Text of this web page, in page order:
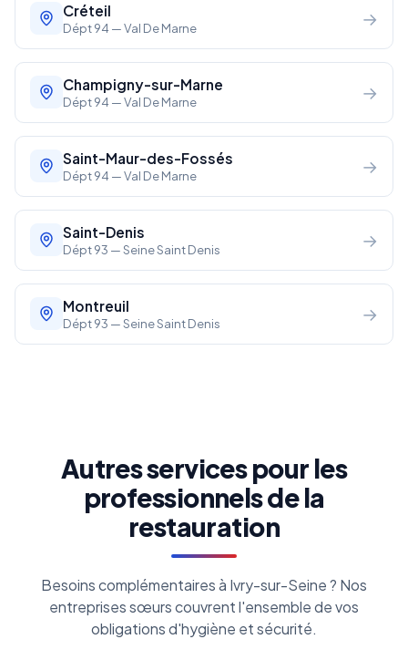
Créteil
Dépt 94 — Val De Marne →
Champigny-sur-Marne
Dépt 94 — Val De Marne →
Saint-Maur-des-Fossés
Dépt 94 — Val De Marne →
Saint-Denis
Dépt 93 — Seine Saint Denis →
Montreuil
Dépt 93 — Seine Saint Denis →
Autres services pour les
professionnels de la
restauration
Besoins complémentaires à Ivry-sur-Seine ? Nos
entreprises sœurs couvrent l'ensemble de vos
obligations d'hygiène et sécurité.